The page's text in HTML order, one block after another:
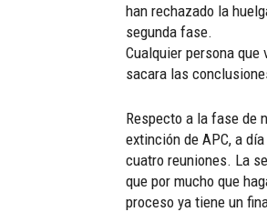
han rechazado la
segunda fase.
Cualquier persona
sacara las
Respecto a la fase de
extinción de APC, a
cuatro reuniones. La
que por mucho que
proceso ya tiene un